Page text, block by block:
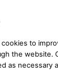
to
the website.
as necessary